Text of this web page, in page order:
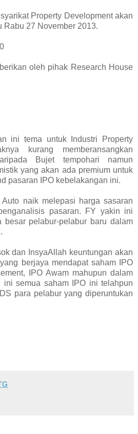
Property Development akan
Rabu 27 November 2013.
oleh pihak Research House
ini tema untuk Industri Property
kurang memberansangkan
Bujet tempohari namun
yang akan ada premium untuk
pasaran IPO kebelakangan ini.
naik melepasi harga sasaran
pasaran. FY yakin ini
besar pelabur-pelabur baru dalam
dan InsyaAllah keuntungan akan
berjaya mendapat saham IPO
IPO Awam mahupun dalam
ini semua saham IPO ini telahpun
para pelabur yang diperuntukan